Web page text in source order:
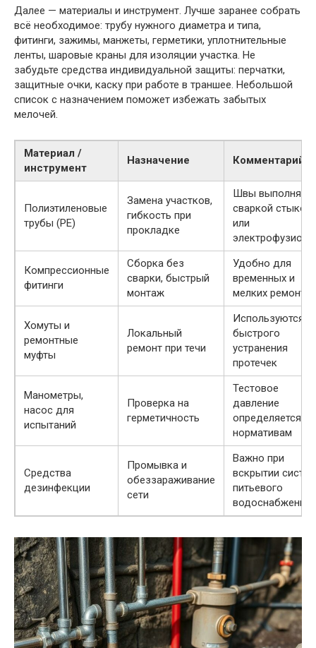
Далее — материалы и инструмент. Лучше заранее собрать
всё необходимое: трубу нужного диаметра и типа,
фитинги, зажимы, манжеты, герметики, уплотнительные
ленты, шаровые краны для изоляции участка. Не
забудьте средства индивидуальной защиты: перчатки,
защитные очки, каску при работе в траншее. Небольшой
список с назначением поможет избежать забытых
мелочей.
Материал /
инструмент
Назначение Комментарий
Полиэтиленовые
трубы (PE)
Замена участков,
гибкость при
прокладке
Швы выполняют
сваркой
или
Компрессионные
фитинги
Сборка без
сварки, быстрый
монтаж
Удобно для
временных и
мелких
Хомуты и
ремонтные
муфты
Локальный
ремонт при течи
Используются
быстрого
устранения
протечек
Манометры,
насос для
испытаний
Проверка на
герметичность
Тестовое
давление
определяется по
нормативам
Средства
дезинфекции
Промывка и
обеззараживание
сети
Важно при
вскрытии
питьевого
водоснабжения